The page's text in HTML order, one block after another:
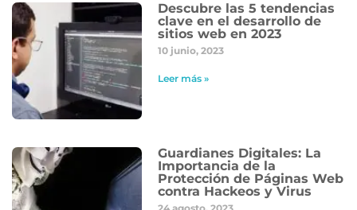
Descubre las 5 tendencias
clave en el desarrollo de
sitios web en 2023
10 junio, 2023
Leer más »
Guardianes Digitales: La
Importancia de la
Protección de Páginas Web
contra Hackeos y Virus